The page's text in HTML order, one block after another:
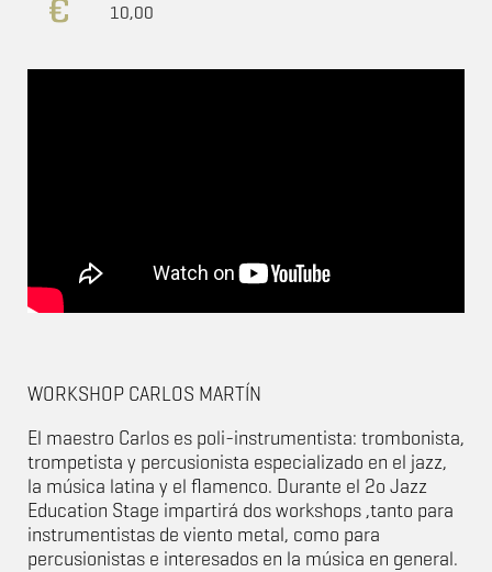
10,00
WORKSHOP CARLOS MARTÍN
El maestro Carlos es poli-instrumentista: trombonista,
trompetista y percusionista especializado en el jazz,
la música latina y el flamenco. Durante el 2o Jazz
Education Stage impartirá dos workshops ,tanto para
instrumentistas de viento metal, como para
percusionistas e interesados en la música en general.